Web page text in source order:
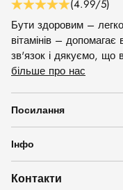
(4.99/5)
Бути здоровим –
вітамінів –
зв'язок і дякуємо, що
більше про нас
Посилання
Інфо
Контакти